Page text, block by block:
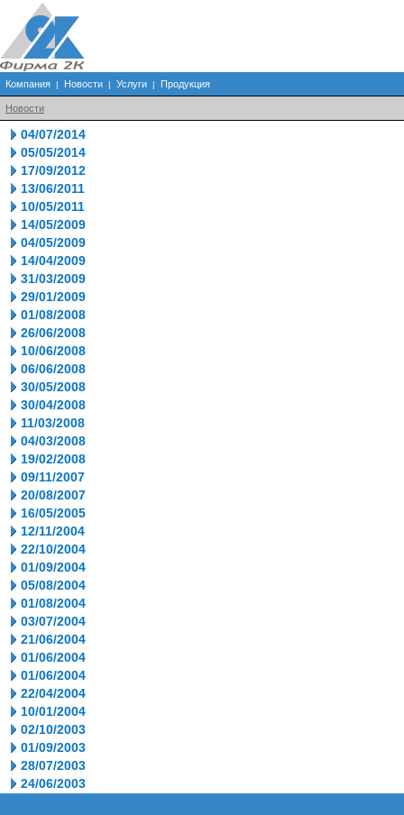
Компания | Новости | Услуги | Продукция
Новости
04/07/2014
05/05/2014
17/09/2012
13/06/2011
10/05/2011
14/05/2009
04/05/2009
14/04/2009
31/03/2009
29/01/2009
01/08/2008
26/06/2008
10/06/2008
06/06/2008
30/05/2008
30/04/2008
11/03/2008
04/03/2008
19/02/2008
09/11/2007
20/08/2007
16/05/2005
12/11/2004
22/10/2004
01/09/2004
05/08/2004
01/08/2004
03/07/2004
21/06/2004
01/06/2004
01/06/2004
22/04/2004
10/01/2004
02/10/2003
01/09/2003
28/07/2003
24/06/2003